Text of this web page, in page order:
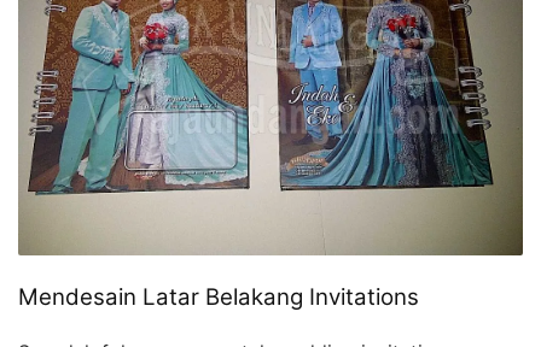
Mendesain Latar Belakang Invitations